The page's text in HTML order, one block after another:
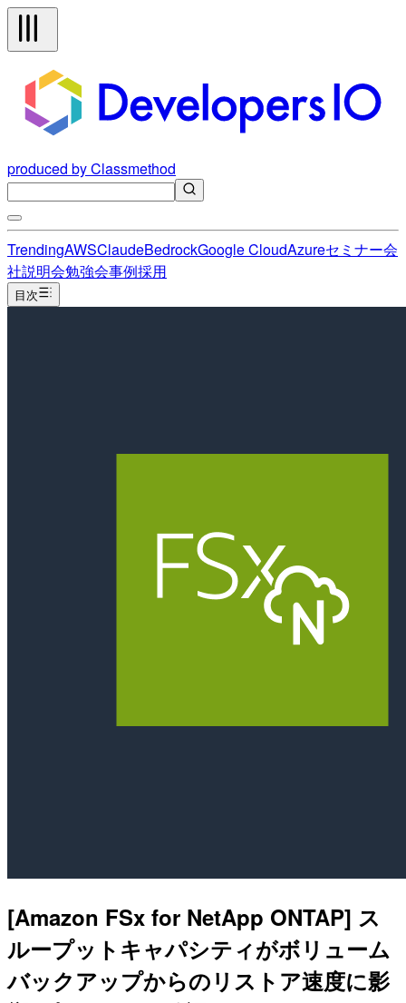
produced by Classmethod
TrendingAWSClaudeBedrockGoogle CloudAzureセミナー会
社説明会勉強会事例採用
目次
[Amazon FSx for NetApp ONTAP] ス
ループットキャパシティがボリューム
バックアップからのリストア速度に影